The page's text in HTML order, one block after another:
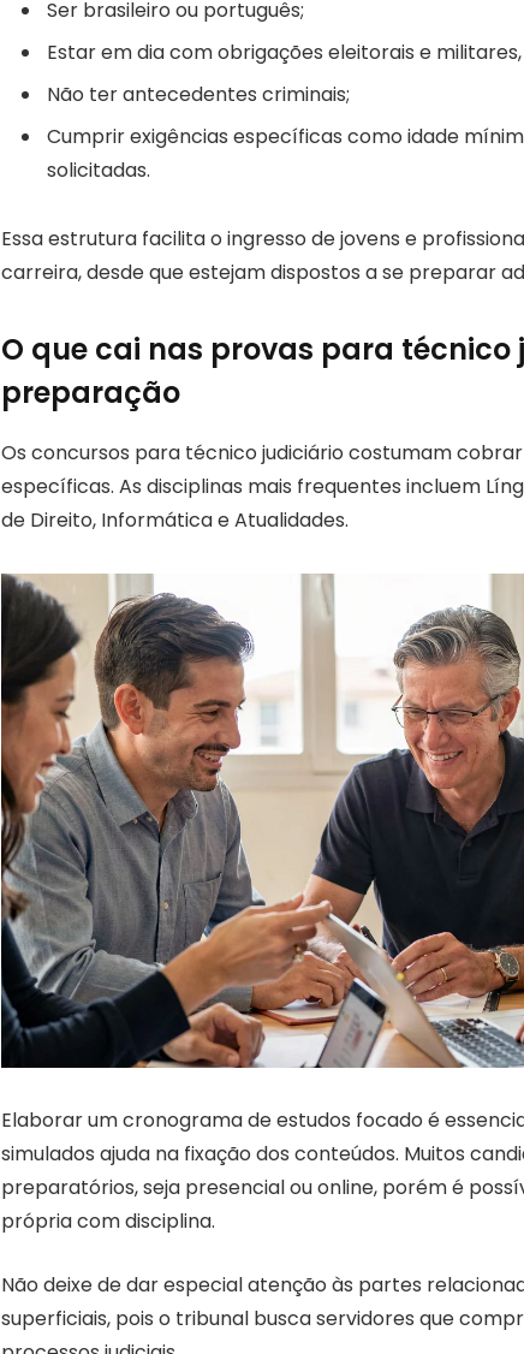
Ser brasileiro ou português;
Estar em dia com obrigações eleitorais e
Não ter antecedentes criminais;
Cumprir exigências específicas como idade
solicitadas.
Essa estrutura facilita o ingresso de jovens e
carreira, desde que estejam dispostos a se preparar
O que cai nas provas para
preparação
Os concursos para técnico judiciário costumam
específicas. As disciplinas mais frequentes incluem
de Direito, Informática e Atualidades.
Elaborar um cronograma de estudos focado é
simulados ajuda na fixação dos conteúdos. Muitos
preparatórios, seja presencial ou online, porém é
própria com disciplina.
Não deixe de dar especial atenção às partes
superficiais, pois o tribunal busca servidores que